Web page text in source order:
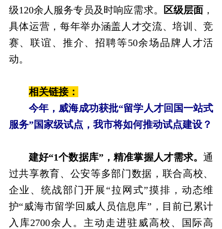
级120余人服务专员及时响应需求。
区级层面 ，
具体运营，每年举办涵盖人才交流、培训、竞
赛、联谊、推介、招聘等50余场品牌人才活
动。
相关链接：
今年，威海成功获批“留学人才回国一站式
服务”国家级试点，我市将如何推动试点建设？
建好“1个数据库”，精准掌握人才需求。通
过共享教育、公安等多部门数据，联合高校、
企业、统战部门开展“拉网式”摸排，动态维
护“威海市留学回威人员信息库”，目前已累计
入库2700余人。主动走进驻威高校、国际高